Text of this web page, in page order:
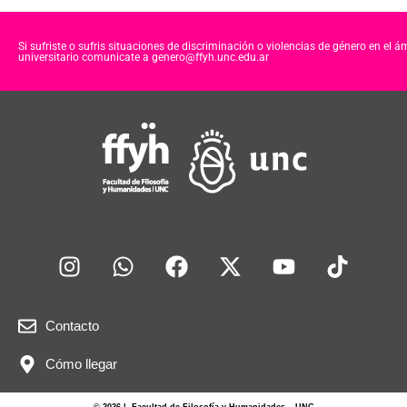
c
e
o
tt
er
at
s
p
p
Si sufriste o sufris situaciones de discriminación o violencias de género en el
universitario comunicate a genero@ffyh.unc.edu.ar
Contacto
Cómo llegar